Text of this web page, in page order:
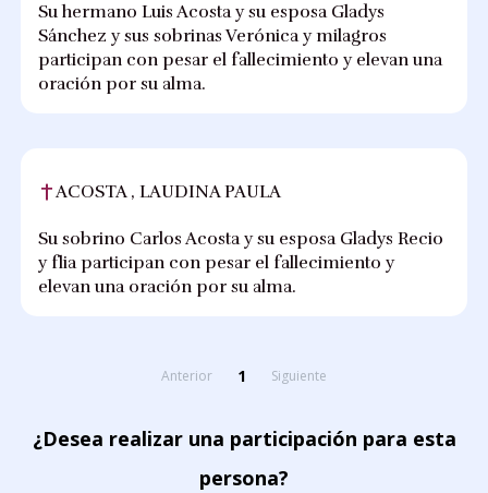
Su hermano Luis Acosta y su esposa Gladys
Sánchez y sus sobrinas Verónica y milagros
participan con pesar el fallecimiento y elevan una
oración por su alma.
ACOSTA , LAUDINA PAULA
Su sobrino Carlos Acosta y su esposa Gladys Recio
y flia participan con pesar el fallecimiento y
elevan una oración por su alma.
Anterior 1 Siguiente
¿Desea realizar una participación para esta
persona?